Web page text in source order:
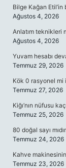
Bilge Kağan Etil’in
Ağustos 4, 2026
Anlatım teknikleri
Ağustos 4, 2026
Yuvam hesabı
Temmuz 29, 2026
Kök 0 rasyonel mi
Temmuz 27, 2026
Kiğı’nın nüfusu
Temmuz 25, 2026
80 doğal sayı
Temmuz 24, 2026
Kahve
Temmuz 23, 2026